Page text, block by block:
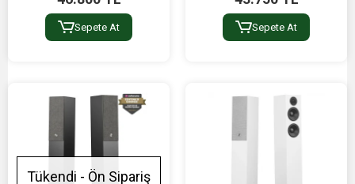
Sepete At Sepete At
Tükendi - Ön Sipariş